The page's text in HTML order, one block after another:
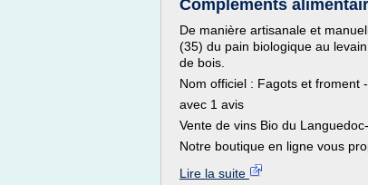
Compléments
De manière artisanale et
(35) du pain biologique au
de bois.
Nom officiel : Fagots et froment
avec 1 avis
Vente de vins Bio du
Notre boutique en ligne vous
Lire la suite